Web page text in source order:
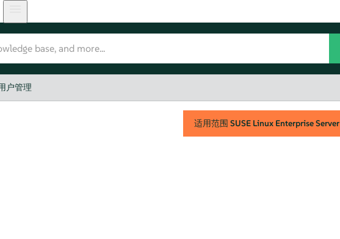
户管理
适用范围 SUSE Linux Enterprise Server